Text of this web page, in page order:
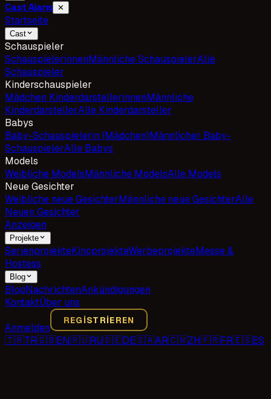
Cast Ajans ✕
Startseite
Cast
Schauspieler
SchauspielerinnenMännliche SchauspielerAlle
Schauspieler
Kinderschauspieler
Mädchen KinderdarstellerinnenMännliche
KinderdarstellerAlle Kinderdarsteller
Babys
Baby-Schauspielerin (Mädchen)Männlicher Baby-
SchauspielerAlle Babys
Models
Weibliche ModelsMännliche ModelsAlle Models
Neue Gesichter
Weibliche neue GesichterMännliche neue GesichterAlle
Neuen Gesichter
Anzeigen
Projekte
SerienprojekteKinoprojekteWerbeprojekteMesse &
Hostess
Blog
BlogNachrichtenAnkündigungen
KontaktÜber uns
Anmelden
REGISTRIEREN
🇹🇷TR🇬🇧EN🇷🇺RU🇩🇪DE🇸🇦AR🇨🇳ZH🇫🇷FR🇪🇸ES